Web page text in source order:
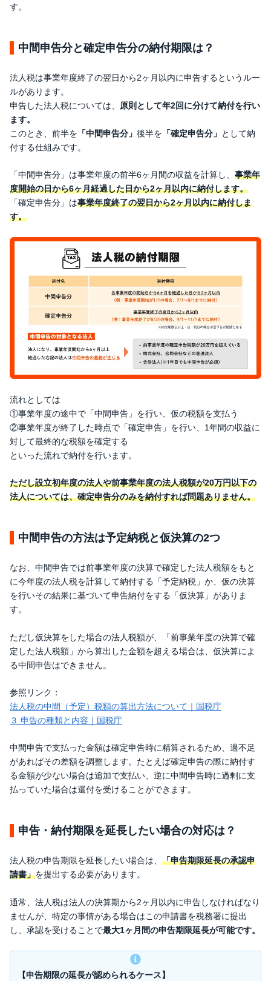
す。
中間申告分と確定申告分の納付期限は？
法人税は事業年度終了の翌日から2ヶ月以内に申告するというルー
ルがあります。
申告した法人税については、 原則として年2回に分けて納付を行い
ます。
このとき、前半を 「中間申告分」 後半を 「確定申告分」 として納
付する仕組みです。
「中間申告分」は事業年度の前半6ヶ月間の収益を計算し、 事業年
度開始の日から6ヶ月経過した日から2ヶ月以内に納付します。
「確定申告分」は事業年度終了の翌日から2ヶ月以内に納付しま
す。
流れとしては
①事業年度の途中で「中間申告」を行い、仮の税額を支払う
②事業年度が終了した時点で「確定申告」を行い、1年間の収益に
対して最終的な税額を確定する
といった流れで納付を行います。
ただし設立初年度の法人や前事業年度の法人税額が20万円以下の
法人については、確定申告分のみを納付すれば問題ありません。
中間申告の方法は予定納税と仮決算の2つ
なお、中間申告では前事業年度の決算で確定した法人税額をもと
に今年度の法人税を計算して納付する「予定納税」か、仮の決算
を行いその結果に基づいて申告納付をする「仮決算」がありま
す。
ただし仮決算をした場合の法人税額が、「前事業年度の決算で確
定した法人税額」から算出した金額を超える場合は、仮決算によ
る中間申告はできません。
参照リンク：
法人税の中間（予定）税額の算出方法について｜国税庁
３ 申告の種類と内容｜国税庁
中間申告で支払った金額は確定申告時に精算されるため、過不足
があればその差額を調整します。たとえば確定申告の際に納付す
る金額が少ない場合は追加で支払い、逆に中間申告時に過剰に支
払っていた場合は還付を受けることができます。
申告・納付期限を延長したい場合の対応は？
法人税の申告期限を延長したい場合は、 「申告期限延長の承認申
請書」を提出する必要があります。
通常、法人税は法人の決算期から2ヶ月以内に申告しなければなり
ませんが、特定の事情がある場合はこの申請書を税務署に提出
し、承認を受けることで最大1ヶ月間の申告期限延長が可能です。
【申告期限の延長が認められるケース】